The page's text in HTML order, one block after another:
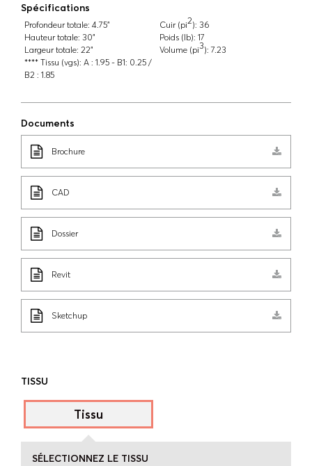
Spécifications
Profondeur totale: 4.75"
Hauteur totale: 30"
Largeur totale: 22"
**** Tissu (vgs): A : 1.95 - B1: 0.25 /
B2 : 1.85
Cuir (pi2): 36
Poids (lb): 17
Volume (pi3): 7.23
Documents
Brochure
CAD
Dossier
Revit
Sketchup
TISSU
Tissu
SÉLECTIONNEZ LE TISSU